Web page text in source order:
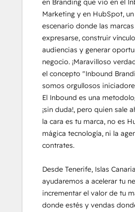
en Branding que vio en el
Marketing y en HubSpot,
escenario donde las
expresarse, construir
audiencias y generar
negocio. ¡Maravilloso
el concepto "Inbound
somos orgullosos
El Inbound es una
¡sin duda!, pero quien sale
la cara es tu marca, no es
mágica tecnología, ni la
contrates.
Desde Tenerife, Islas
ayudaremos a acelerar tu
incrementar el valor de tu
donde estés y vendas